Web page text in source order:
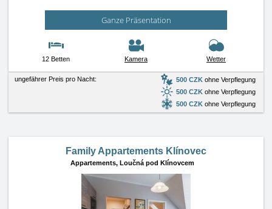
Ganze Präsentation
12 Betten Kamera Wetter
ungefährer Preis pro Nacht: 500 CZK ohne Verpflegung
500 CZK ohne Verpflegung
500 CZK ohne Verpflegung
Family Appartements Klínovec
Appartements, Loučná pod Klínovcem